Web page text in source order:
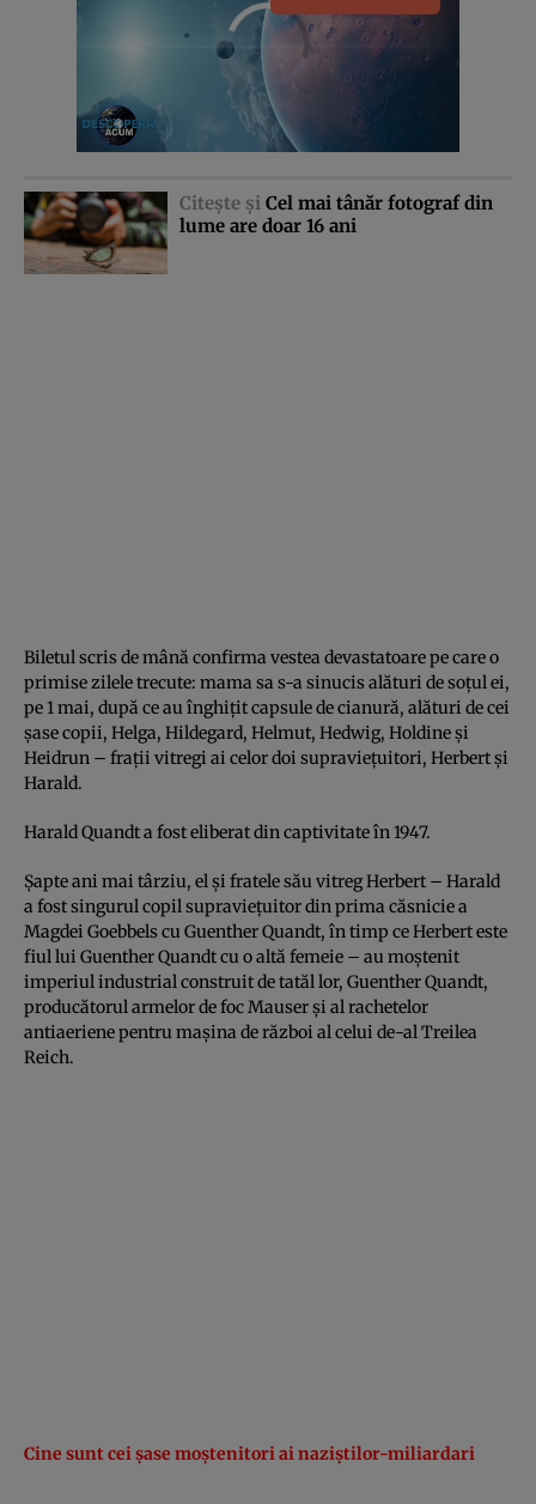
Citeşte şi Cel mai tânăr fotograf din
lume are doar 16 ani
Biletul scris de mână confirma vestea devastatoare pe care o
primise zilele trecute: mama sa s-a sinucis alături de soţul ei,
pe 1 mai, după ce au înghiţit capsule de cianură, alături de cei
şase copii, Helga, Hildegard, Helmut, Hedwig, Holdine şi
Heidrun – fraţii vitregi ai celor doi supravieţuitori, Herbert şi
Harald.
Harald Quandt a fost eliberat din captivitate în 1947.
Şapte ani mai târziu, el şi fratele său vitreg Herbert – Harald
a fost singurul copil supravieţuitor din prima căsnicie a
Magdei Goebbels cu Guenther Quandt, în timp ce Herbert este
fiul lui Guenther Quandt cu o altă femeie – au moştenit
imperiul industrial construit de tatăl lor, Guenther Quandt,
producătorul armelor de foc Mauser şi al rachetelor
antiaeriene pentru maşina de război al celui de-al Treilea
Reich.
Cine sunt cei şase moştenitori ai naziştilor-miliardari